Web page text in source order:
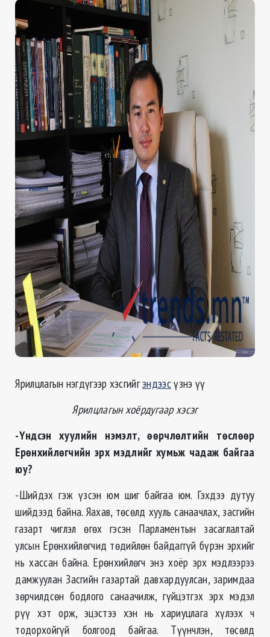
Ярилцлагын нэгдүгээр хэсгийгэндээсүзнэ үү
Ярилцлагын хоёрдугаар хэсэг
-Үндсэн хуулийн нэмэлт, өөрчлөлтийн төслөөр
Ерөнхийлөгчийн эрх мэдлийг хумьж чадаж байгаа
юу?
-Шийдэх гэж үзсэн юм шиг байгаа юм. Гэхдээ дутуу
шийдээд байна. Яахав, төсөлд хууль санаачлах, засгийн
газарт чиглэл өгөх гэсэн Парламентын засаглалтай
улсын Ерөнхийлөгчид төдийлөн байдаггүй бүрэн эрхийг
нь хассан байна. Ерөнхийлөгч энэ хоёр эрх мэдлээрээ
дамжуулан Засгийн газартай давхардуулсан, заримдаа
зөрчилдсөн бодлого санаачилж, гүйцэтгэх эрх мэдэл
рүү хэт орж, эцэстээ хэн нь хариуцлага хүлээх ч
тодорхойгүй болгоод байгаа. Түүнчлэн, төсөлд